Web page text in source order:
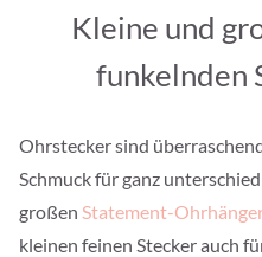
Kleine und
funkelnden
Ohrstecker sind
Schmuck für ganz
großen Statement-
kleinen feinen Stecker auch